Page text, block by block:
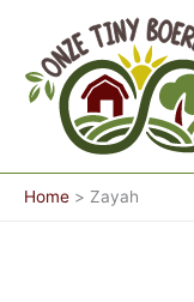
inhoud
Home Zayah